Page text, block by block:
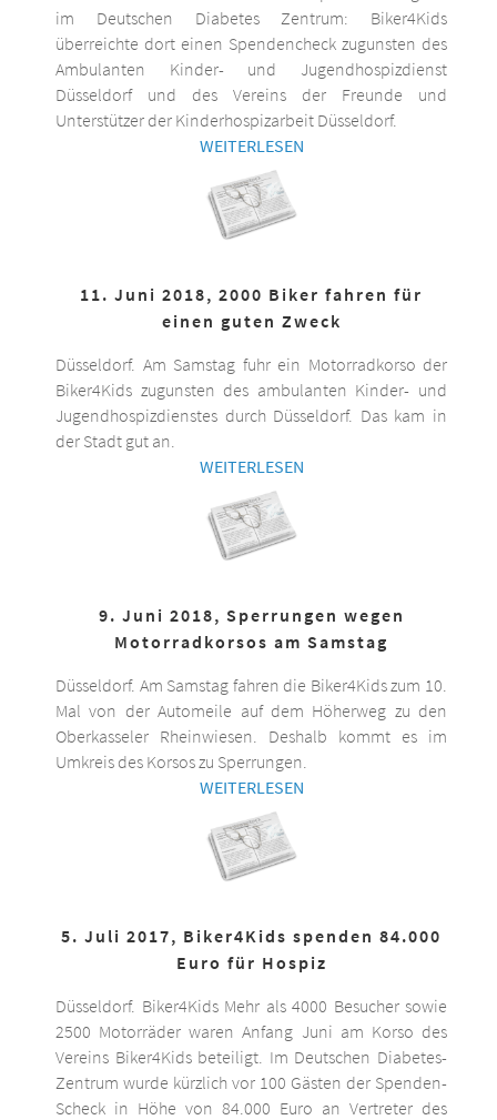
im Deutschen Diabetes Zentrum: Biker4Kids
überreichte dort einen Spendencheck zugunsten des
Ambulanten Kinder- und Jugendhospizdienst
Düsseldorf und des Vereins der Freunde und
Unterstützer der Kinderhospizarbeit Düsseldorf.
WEITERLESEN
11. Juni 2018, 2000 Biker fahren für
einen guten Zweck
Düsseldorf. Am Samstag fuhr ein Motorradkorso der
Biker4Kids zugunsten des ambulanten Kinder- und
Jugendhospizdienstes durch Düsseldorf. Das kam in
der Stadt gut an.
WEITERLESEN
9. Juni 2018, Sperrungen wegen
Motorradkorsos am Samstag
Düsseldorf. Am Samstag fahren die Biker4Kids zum 10.
Mal von der Automeile auf dem Höherweg zu den
Oberkasseler Rheinwiesen. Deshalb kommt es im
Umkreis des Korsos zu Sperrungen.
WEITERLESEN
5. Juli 2017, Biker4Kids spenden 84.000
Euro für Hospiz
Düsseldorf. Biker4Kids Mehr als 4000 Besucher sowie
2500 Motorräder waren Anfang Juni am Korso des
Vereins Biker4Kids beteiligt. Im Deutschen Diabetes-
Zentrum wurde kürzlich vor 100 Gästen der Spenden-
Scheck in Höhe von 84.000 Euro an Vertreter des